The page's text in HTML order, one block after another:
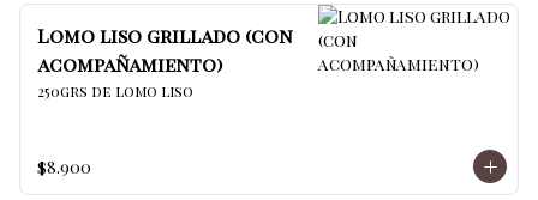
Lomo liso grillado (con
acompañamiento)
250grs de lomo liso
$8.900